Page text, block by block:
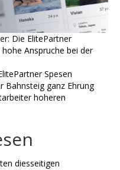
Die ElitePartner
Anspruche bei der
Spesen
Bahnsteig ganz Ehrung
hoheren
diesseitigen